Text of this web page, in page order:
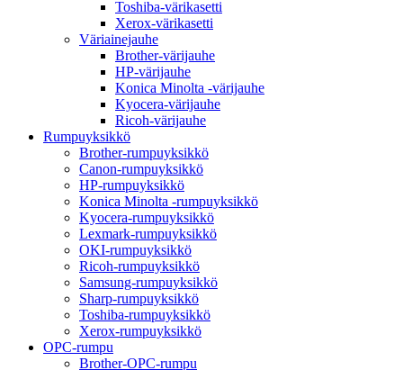
Toshiba-värikasetti
Xerox-värikasetti
Väriainejauhe
Brother-värijauhe
HP-värijauhe
Konica Minolta -värijauhe
Kyocera-värijauhe
Ricoh-värijauhe
Rumpuyksikkö
Brother-rumpuyksikkö
Canon-rumpuyksikkö
HP-rumpuyksikkö
Konica Minolta -rumpuyksikkö
Kyocera-rumpuyksikkö
Lexmark-rumpuyksikkö
OKI-rumpuyksikkö
Ricoh-rumpuyksikkö
Samsung-rumpuyksikkö
Sharp-rumpuyksikkö
Toshiba-rumpuyksikkö
Xerox-rumpuyksikkö
OPC-rumpu
Brother-OPC-rumpu